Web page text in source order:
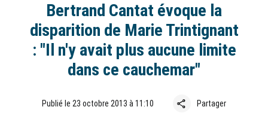
Bertrand Cantat évoque la
disparition de Marie Trintignant
: "Il n'y avait plus aucune limite
dans ce cauchemar"
Publié le 23 octobre 2013 à 11:10 share Partager